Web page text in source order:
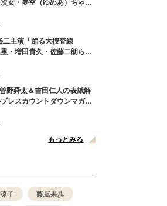
感じる」の声
二主演「踊る大捜査線
・増田貴久・佐藤二朗ら新
ーワード”も
野舜太＆吉田仁人の表紙解
レスカウントダウンマガジ
もっとみる
子
藤嶌果歩